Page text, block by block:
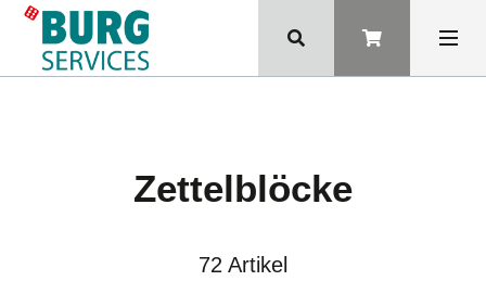
Zettelblöcke
72 Artikel